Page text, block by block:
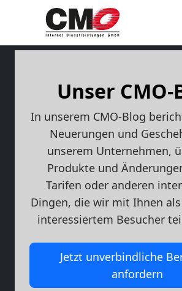
Unser CMO-
In unserem CMO-Blog
Neuerungen und
unserem Unternehmen,
Produkte und
Tarifen oder anderen
Dingen, die wir mit Ihnen
interessiertem Besucher
Jetzt unverbindliche
anfordern